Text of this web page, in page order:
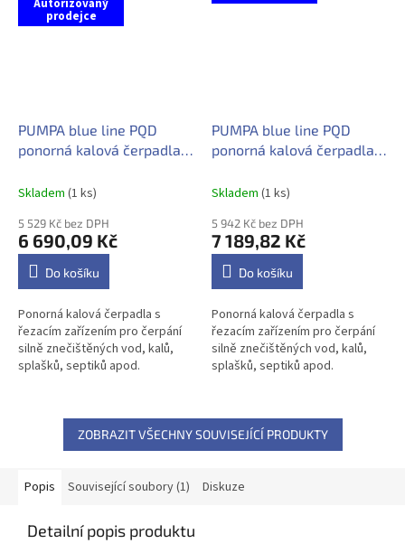
Autorizovaný
prodejce
PUMPA blue line PQD
ponorná kalová čerpadla s
12-1.1QGF 230V
Skladem (1 ks)
5 529 Kč bez DPH
6 690,09 Kč
Do košíku
Ponorná kalová čerpadla s
řezacím zařízením pro čerpání
silně znečištěných vod, kalů,
splašků, septiků apod.
PUMPA blue line PQD
ponorná kalová čerpadla s
16-1.5QGF 230V
Skladem (1 ks)
5 942 Kč bez DPH
7 189,82 Kč
Do košíku
Ponorná kalová čerpadla s
řezacím zařízením pro čerpání
silně znečištěných vod, kalů,
splašků, septiků apod.
ZOBRAZIT VŠECHNY SOUVISEJÍCÍ PRODUKTY
Popis Související soubory (1) Diskuze
Detailní popis produktu